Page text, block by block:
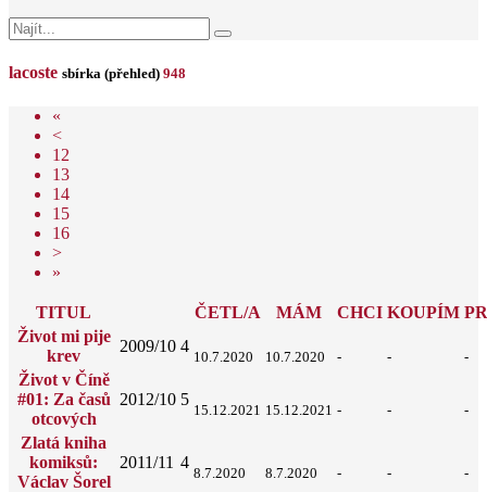
lacoste sbírka (přehled) 948
«
<
12
13
14
15
16
>
»
TITUL ČETL/A MÁM CHCI KOUPÍM
Život mi pije
krev
2009/10 4
10.7.2020 10.7.2020 - - -
Život v Číně
#01: Za časů
otcových
2012/10 5
15.12.2021 15.12.2021 - - -
Zlatá kniha
komiksů:
Václav Šorel
2011/11 4
8.7.2020 8.7.2020 - - -